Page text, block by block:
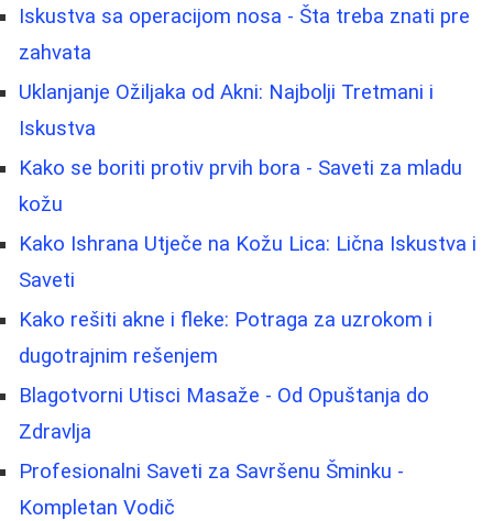
Iskustva sa operacijom nosa - Šta treba znati pre
zahvata
Uklanjanje Ožiljaka od Akni: Najbolji Tretmani i
Iskustva
Kako se boriti protiv prvih bora - Saveti za mladu
kožu
Kako Ishrana Utječe na Kožu Lica: Lična Iskustva i
Saveti
Kako rešiti akne i fleke: Potraga za uzrokom i
dugotrajnim rešenjem
Blagotvorni Utisci Masaže - Od Opuštanja do
Zdravlja
Profesionalni Saveti za Savršenu Šminku -
Kompletan Vodič